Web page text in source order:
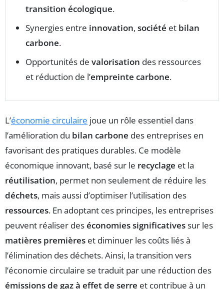
transition écologique.
Synergies entre innovation, société et bilan
carbone.
Opportunités de valorisation des ressources
et réduction de l’empreinte carbone.
L’économie circulaire joue un rôle essentiel dans
l’amélioration du bilan carbone des entreprises en
favorisant des pratiques durables. Ce modèle
économique innovant, basé sur le recyclage et la
réutilisation, permet non seulement de réduire les
déchets, mais aussi d’optimiser l’utilisation des
ressources. En adoptant ces principes, les entreprises
peuvent réaliser deséconomies significativessur les
matières premières et diminuer les coûts liés à
l’élimination des déchets. Ainsi, la transition vers
l’économie circulaire se traduit par une réduction des
émissions de gaz à effet de serre et contribue à un